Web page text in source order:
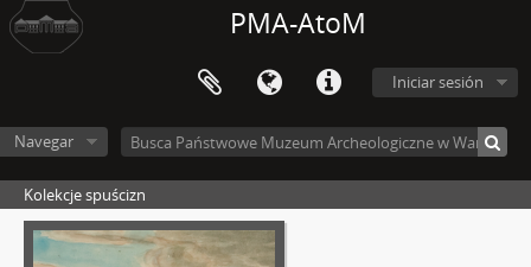
PMA-AtoM
Iniciar sesión
Navegar
Kolekcje spuścizn